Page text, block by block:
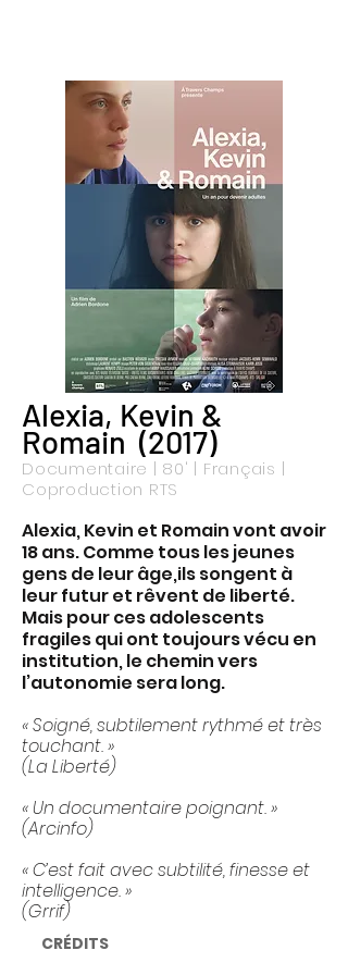
Alexia, Kevin &
Romain (2017)
Documentaire | 80' | Français |
Coproduction RTS
Alexia, Kevin et Romain vont avoir
18 ans. Comme tous les jeunes
gens de leur âge,ils songent à
leur futur et rêvent de liberté.
Mais pour ces adolescents
fragiles qui ont toujours vécu en
institution, le chemin vers
l’autonomie sera long.
« Soigné, subtilement rythmé et très
touchant. »
(La Liberté)
« Un documentaire poignant. »
(Arcinfo)
« C’est fait avec subtilité, finesse et
intelligence. »
(Grrif)
CRÉDITS